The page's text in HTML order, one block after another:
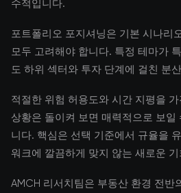
수적입니다.
포트폴리오 포지셔닝은 기본 시나리
모두 고려해야 합니다. 특정 테마가
도 하위 섹터와 투자 단계에 걸친 분
적절한 위험 허용도와 시간 지평을
상황은 돌이켜 보면 매력적으로 보
니다. 핵심은 선택 기준에서 규율을
워크에 깔끔하게 맞지 않는 새로운
AMCH 리서치팀은 부동산 환경 전반